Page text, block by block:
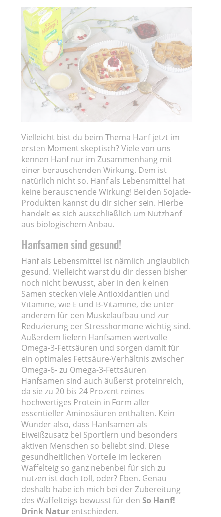
Vielleicht bist du beim Thema Hanf jetzt im
ersten Moment skeptisch? Viele von uns
kennen Hanf nur im Zusammenhang mit
einer berauschenden Wirkung. Dem ist
natürlich nicht so. Hanf als Lebensmittel hat
keine berauschende Wirkung! Bei den Sojade-
Produkten kannst du dir sicher sein. Hierbei
handelt es sich ausschließlich um Nutzhanf
aus biologischem Anbau.
Hanfsamen sind gesund!
Hanf als Lebensmittel ist nämlich unglaublich
gesund. Vielleicht warst du dir dessen bisher
noch nicht bewusst, aber in den kleinen
Samen stecken viele Antioxidantien und
Vitamine, wie E und B-Vitamine, die unter
anderem für den Muskelaufbau und zur
Reduzierung der Stresshormone wichtig sind.
Außerdem liefern Hanfsamen wertvolle
Omega-3-Fettsäuren und sorgen damit für
ein optimales Fettsäure-Verhältnis zwischen
Omega-6- zu Omega-3-Fettsäuren.
Hanfsamen sind auch äußerst proteinreich,
da sie zu 20 bis 24 Prozent reines
hochwertiges Protein in Form aller
essentieller Aminosäuren enthalten. Kein
Wunder also, dass Hanfsamen als
Eiweißzusatz bei Sportlern und besonders
aktiven Menschen so beliebt sind. Diese
gesundheitlichen Vorteile im leckeren
Waffelteig so ganz nebenbei für sich zu
nutzen ist doch toll, oder? Eben. Genau
deshalb habe ich mich bei der Zubereitung
des Waffelteigs bewusst für denSo Hanf!
Drink Natur entschieden.